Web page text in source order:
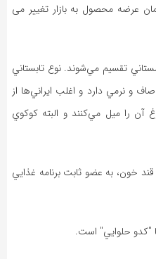
عرضه محصول به بازار تغییر می
تقسيم مي‌شوند. نوع تابستاني
و نرمي ‌دارد و اغلب ايراني‌ها از
آن را ميل مي‌كنند و البته كوكوي
خون، به عضو ثابت برنامه غذايي
"کدو حلوايي" است.